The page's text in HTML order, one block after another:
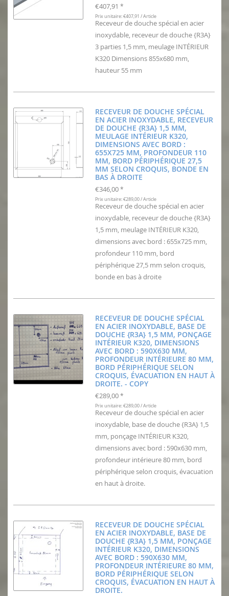
€407,91 *
Prix unitaire: €407,91 / Article
Receveur de douche spécial en acier
inoxydable, receveur de douche {R3A}
3 parties 1,5 mm, meulage INTÉRIEUR
K320 Dimensions 855x680 mm,
hauteur 55 mm
RECEVEUR DE DOUCHE SPÉCIAL
EN ACIER INOXYDABLE, RECEVEUR
DE DOUCHE {R3A} 1,5 MM,
MEULAGE INTÉRIEUR K320,
DIMENSIONS AVEC BORD :
655X725 MM, PROFONDEUR 110
MM, BORD PÉRIPHÉRIQUE 27,5
MM SELON CROQUIS, BONDE EN
BAS À DROITE
€346,00 *
Prix unitaire: €289,00 / Article
Receveur de douche spécial en acier
inoxydable, receveur de douche {R3A}
1,5 mm, meulage INTÉRIEUR K320,
dimensions avec bord : 655x725 mm,
profondeur 110 mm, bord
périphérique 27,5 mm selon croquis,
bonde en bas à droite
RECEVEUR DE DOUCHE SPÉCIAL
EN ACIER INOXYDABLE, BASE DE
DOUCHE {R3A} 1,5 MM, PONÇAGE
INTÉRIEUR K320, DIMENSIONS
AVEC BORD : 590X630 MM,
PROFONDEUR INTÉRIEURE 80 MM,
BORD PÉRIPHÉRIQUE SELON
CROQUIS, ÉVACUATION EN HAUT À
DROITE. - COPY
€289,00 *
Prix unitaire: €289,00 / Article
Receveur de douche spécial en acier
inoxydable, base de douche {R3A} 1,5
mm, ponçage INTÉRIEUR K320,
dimensions avec bord : 590x630 mm,
profondeur intérieure 80 mm, bord
périphérique selon croquis, évacuation
en haut à droite.
RECEVEUR DE DOUCHE SPÉCIAL
EN ACIER INOXYDABLE, BASE DE
DOUCHE {R3A} 1,5 MM, PONÇAGE
INTÉRIEUR K320, DIMENSIONS
AVEC BORD : 590X630 MM,
PROFONDEUR INTÉRIEURE 80 MM,
BORD PÉRIPHÉRIQUE SELON
CROQUIS, ÉVACUATION EN HAUT À
DROITE.